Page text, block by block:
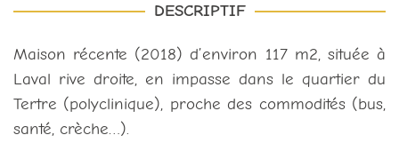
DESCRIPTIF
Maison récente (2018) d’environ 117 m2, située à
Laval rive droite, en impasse dans le quartier du
Tertre (polyclinique), proche des commodités (bus,
santé, crèche…).